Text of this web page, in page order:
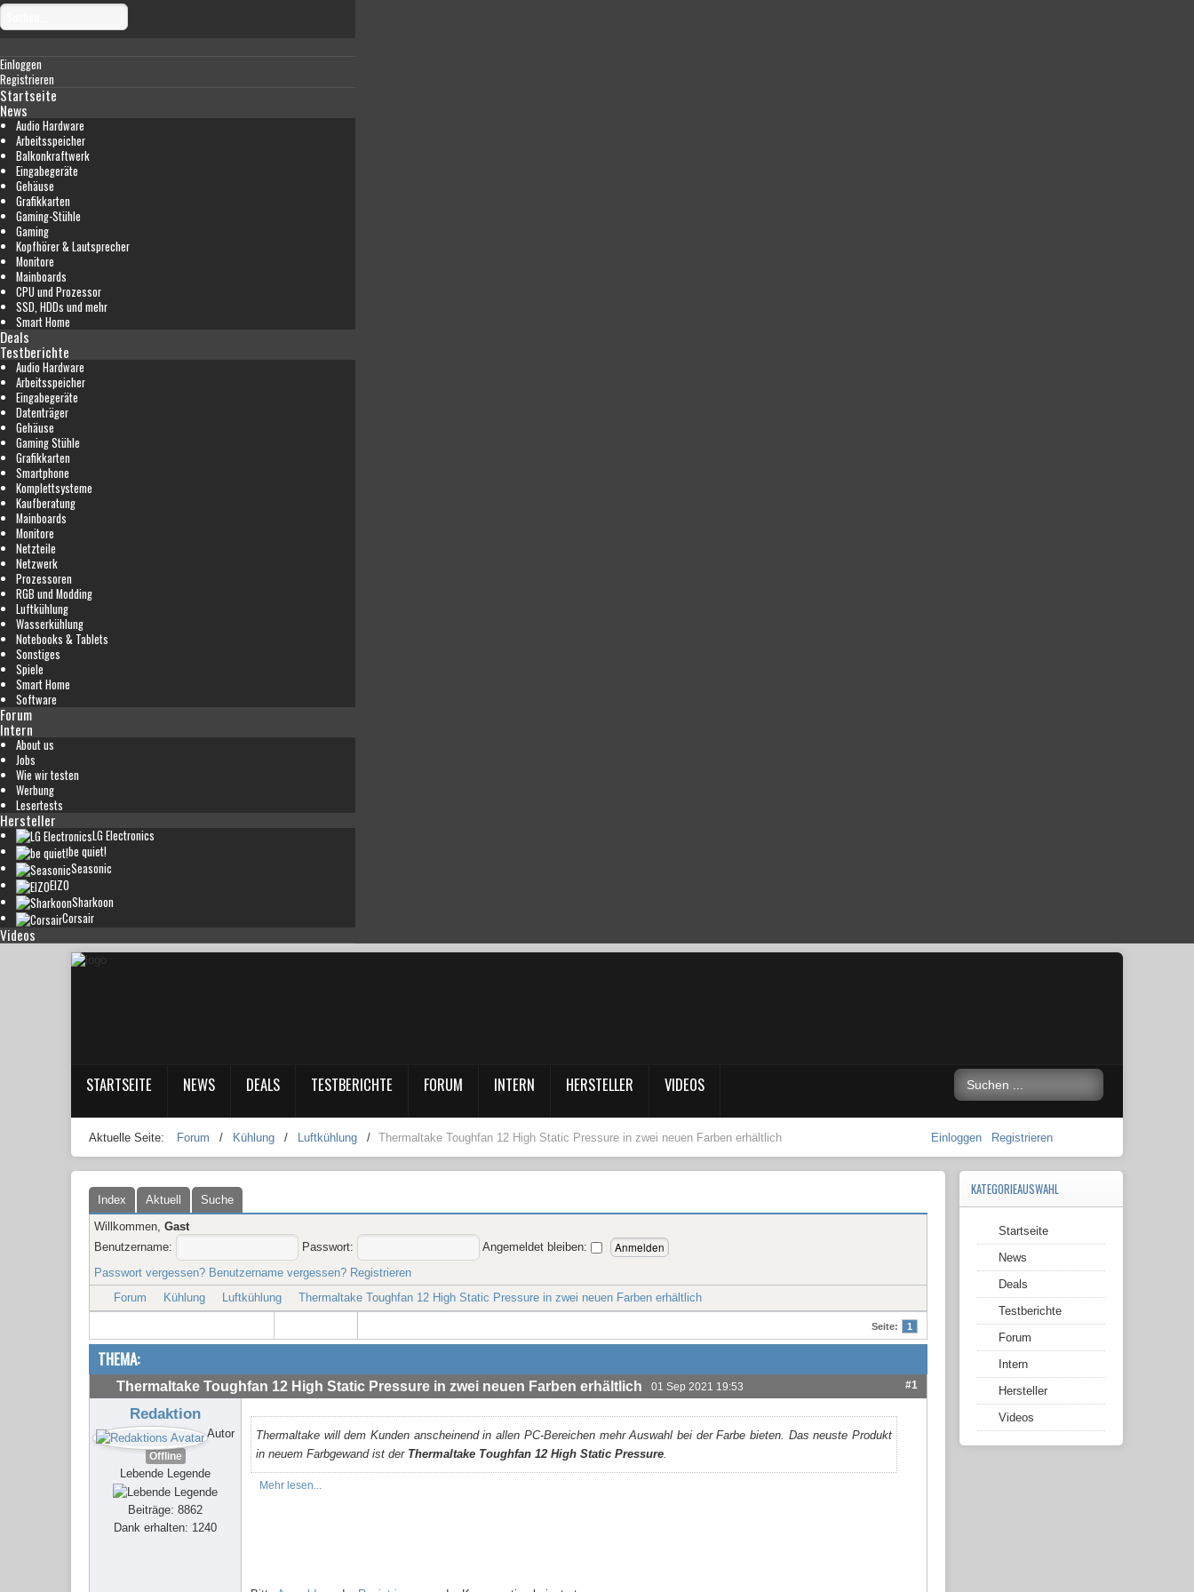
Einloggen
Registrieren
Startseite
News
Audio Hardware
Arbeitsspeicher
Balkonkraftwerk
Eingabegeräte
Gehäuse
Grafikkarten
Gaming-Stühle
Gaming
Kopfhörer & Lautsprecher
Monitore
Mainboards
CPU und Prozessor
SSD, HDDs und mehr
Smart Home
Deals
Testberichte
Audio Hardware
Arbeitsspeicher
Eingabegeräte
Datenträger
Gehäuse
Gaming Stühle
Grafikkarten
Smartphone
Komplettsysteme
Kaufberatung
Mainboards
Monitore
Netzteile
Netzwerk
Prozessoren
RGB und Modding
Luftkühlung
Wasserkühlung
Notebooks & Tablets
Sonstiges
Spiele
Smart Home
Software
Forum
Intern
About us
Jobs
Wie wir testen
Werbung
Lesertests
Hersteller
LG Electronics
be quiet!
Seasonic
EIZO
Sharkoon
Corsair
Videos
STARTSEITE NEWS DEALS TESTBERICHTE FORUM INTERN HERSTELLER VIDEOS
Aktuelle Seite: Forum / Kühlung / Luftkühlung / Thermaltake Toughfan 12 High Static Pressure in zwei neuen Farben erhältlich Einloggen Registrieren
Index Aktuell
Suche
Willkommen, Gast
Benutzername:
Passwort:
Angemeldet bleiben:
Passwort vergessen? Benutzername vergessen? Registrieren
Forum
Kühlung Luftkühlung Thermaltake Toughfan 12 High Static Pressure in zwei neuen Farben erhältlich
Seite: 1
THEMA:
Thermaltake Toughfan 12 High Static Pressure in zwei neuen Farben erhältlich 01 Sep 2021 19:53 #1
Redaktion
Autor
Offline
Lebende Legende
Beiträge: 8862
Dank erhalten: 1240
Thermaltake will dem Kunden anscheinend in allen PC-Bereichen mehr Auswahl bei der Farbe bieten. Das neuste Produkt
in neuem Farbgewand ist der Thermaltake Toughfan 12 High Static Pressure.
Mehr lesen...
KATEGORIEAUSWAHL
Startseite
News
Deals
Testberichte
Forum
Intern
Hersteller
Videos